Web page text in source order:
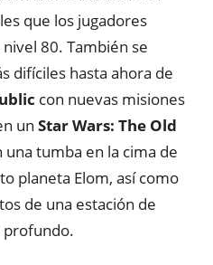
que los jugadores
80. También se
difíciles hasta ahora de
con nuevas misiones
un Star Wars: The Old
tumba en la cima de
planeta Elom, así como
de una estación de
profundo.